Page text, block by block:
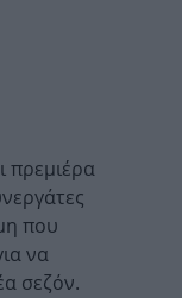
πρεμιέρα
που
να
σεζόν.